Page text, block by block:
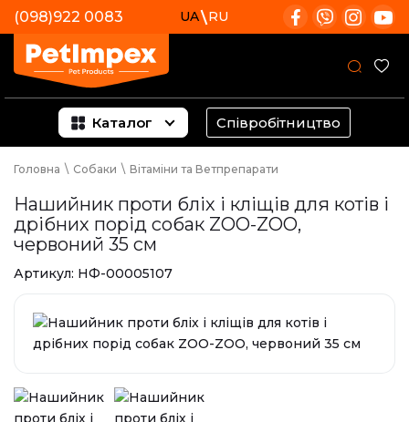
(098)922 0083 UA RU
Каталог Співробітництво
Головна \ Собаки \ Вітаміни та Ветпрепарати
Нашийник проти бліх і кліщів для котів і
дрібних порід собак ZOO-ZOO,
червоний 35 см
Артикул: НФ-00005107